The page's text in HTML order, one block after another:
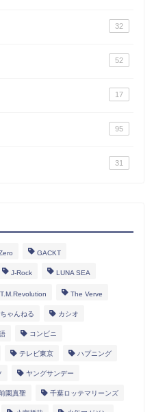
32
52
17
95
31
GACKT
J-Rock LUNA SEA
T.M.Revolution The Verve
ゃんねる カシオ
コンビニ
テレビ東京 ハプニング
ヤングサンデー
園真聖 千葉ロッテマリーンズ